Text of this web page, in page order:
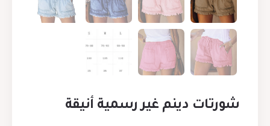
شورتات دينم غير رسمية أنيقة